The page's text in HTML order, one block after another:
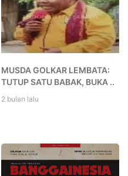
MUSDA GOLKAR LEMBATA:
TUTUP SATU BABAK, BUKA ..
2 bulan lalu